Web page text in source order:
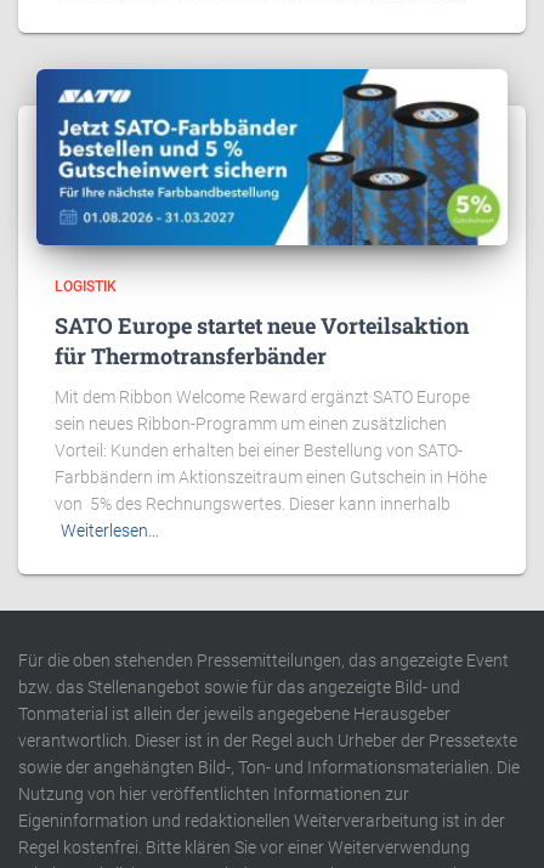
LOGISTIK
SATO Europe startet neue Vorteilsaktion
für Thermotransferbänder
Mit dem Ribbon Welcome Reward ergänzt SATO Europe
sein neues Ribbon-Programm um einen zusätzlichen
Vorteil: Kunden erhalten bei einer Bestellung von SATO-
Farbbändern im Aktionszeitraum einen Gutschein in Höhe
von 5% des Rechnungswertes. Dieser kann innerhalb
Weiterlesen…
Für die oben stehenden Pressemitteilungen, das angezeigte Event
bzw. das Stellenangebot sowie für das angezeigte Bild- und
Tonmaterial ist allein der jeweils angegebene Herausgeber
verantwortlich. Dieser ist in der Regel auch Urheber der Pressetexte
sowie der angehängten Bild-, Ton- und Informationsmaterialien. Die
Nutzung von hier veröffentlichten Informationen zur
Eigeninformation und redaktionellen Weiterverarbeitung ist in der
Regel kostenfrei. Bitte klären Sie vor einer Weiterverwendung